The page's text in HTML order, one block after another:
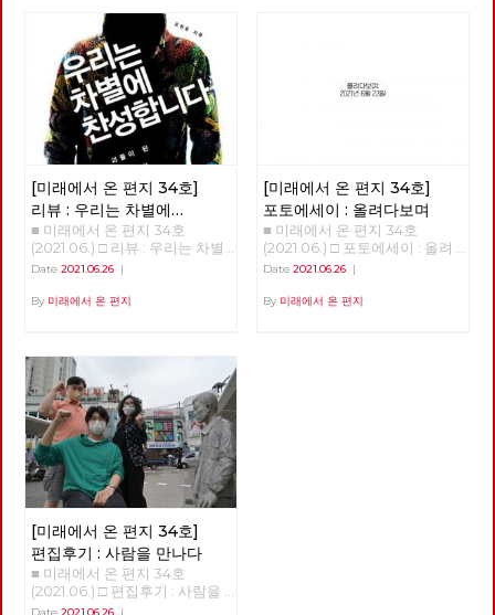
강을 건너야 했지만, 폭염을 피
하기 위해 북한산의 숲길부터 걷
기로 경로를 변경했다. 가을까지
북한산에서 보내고, 초겨울 다시
광나루에서 한강을 건넜다. 혹한
이 거셌던 2021년 1월, 중대재해
기업처벌법 제정을 요구하며 국
회 앞에서 단식투쟁을 이어가던
무렵에는 여의도 샛강을 따라 한
국 정치의 경계, 국회의사당 주
변을 걷기도 했다. 사실 경계사
진의 목표는 지리적 경계를 넘어
정치적 경계를 확인하고 그 경계
를 넘어서는 것이었으니, 국회
담장이야말로 노동자 민중이 넘
어야 할 가장 멀고 높은 경계였
다. 관악산에서 진달래꽃과 함
께 봄을 맞이한 후 안양천과 한
마침내 도봉산을 지나 출발지였
던 서울창포원에 도착했다. 서울
경계의 숲과 마을을 걸으며 사계
절을 다 보낸 셈이다. 지역 주민
들의 휴식을 위해서건 관광수익
을 위해서건 지자체마다 둘레길
조성 붐이 일고 있지만, 경계사
진이 걸었던 공간과 시간은 달랐
다. 23차 마지막 출사 역시 서울
둘레길이라는 경계를 벗어나, 이
재유 선생이 체포된 곳으로 추정
되는 쌍문동 야산과 전태일 열사
생가터를 방문했다. 자연의 사계
를 느낄 수 있었지만, 지워진 시
제정과 개정, 당의 조직진로나
주요정책 및 사업방향에 관한 결
정 등을 합니다. 이날 선출된 10
명의 당대회 준비위원들은 당대
회에서 함께 논의하고 결정할 안
건을 준비하고, 전국순회토론회
및 본행사를 기획합니다. 현재
예정대로라면 2021년 정기당대
회는 9월 11일 개최합니다. 당대
회가 노동당의 미래를 위한 토론
과 전국 당원들이 함께하는 축제
의 장이 되자면, 당원들의 많은
관심과 참여가 필요합니다. 같
은 날, 전국위원회는 22년 대선
과 지선에 대한 노동당의 기본방
세와 함께 당의 성장을 고려하면
지역정치를 강화한다는 목표 아
래 4대 기본방침을 채택했습니
다. 첫째, 2024년 총선까지 고
려하여 2022년 대선과 지선을
전략적으로 배치, 공약과 후보를
준비한다. 둘째, 사회주의 좌파
공동대응을 추진하며, 대선의 경
우 원탁회의를 통해 긍정적 논의
결과를 끌어내며, 제진보좌파 세
든 광역당부에서 지방선거 출마
를 준비하고, 그 결과로 지방의
회에 재입성한다. 넷째, 세부적
인 계획은 선거기획단에서 준비
하고, 전국위원회에 제출한다.
상승해 지금과 같은 대륙 모양이
에서 태어난 현생 인류가 전세계
에 지금 같은 문명을 형성하며
살고 있다. 우리가 사는 지금을
신생대 제4기 가운데 충적세라
고 부르는 것은 이렇게 충적 평
야가 생겨난 까닭이다. 한데 지
후 급상승하고 있다. 또 이산화
년대를 겨냥하던 이른바 ‘레트로
retro’ 또는 ‘뉴트로newtro’ 경
향은, [암살](2015), [덕혜옹주]
(2016), [미스터 션샤인](2018)
등과 함께 이제는 1920~30년대
전후로까지 거슬러 올라가고 있
습니다. 그 결과, 50년 전은 물론
이고 100년 전의 의상과 소품,
건축까지 영화 세트나 사진 스튜
디오를 벗어나 골목으로, 일상으
로 쏟아져 나오고 있습니다. 그
리고 이 복고 경향 속에서, 과거
는 물론이고 현재를 살아냈던 사
람들의 자취는 그들이 걸었던 길
과 함께 지워지곤 합니다. 복고
의 소비는, 그 시대를 이미 경험
한 세대에게는 향수와 그리움을,
그 시대를 처음 경험하는 세대에
에 지쳐 있는 현대인들은, 이미
지나간 과거를 소비하며 안정감
을 느낀답니다. 게다가 복고 문
화의 소비는 스마트폰으로 자신
의 삶을 전시하는 것이 일상화된
시대에 필요한 특별한 배경과 소
품을 마련해 줍니다. 100년 전
경성의 ‘모던보이’나 ‘모던걸’의
의상을 입고 ‘전차’를 타고 도착
한 ‘다방’에 앉아 ‘가베’를 마시는
‘경성레트로’도 그 중 하나입니
다. 가까운 과거로의 복고와 달
리, 경성레트로는 세대와 세대
사이가 아니라 해방을 경계로 시
대와 시대 사이를 뛰어넘습니다.
미국의 허리케인과도 같은 의외
의 변화를 일으키기도 했다. 아
어났으며, 완전하다고 할 수는
없지만 예방백신과 치료제들이
만들어졌다. 또한, 어떤 방역체
계가 잘 작동하는지 아닌 지를
판별할 수 있는 경험들도 쌓이기
시작했다. 그와 함께, 이 바이러
스의 창궐이 우리의 삶에 어떤
변화를 가져올까 하는 점에 대한
[미래에서 온 편지 34호]
리뷰 : 우리는 차별에
찬성합니다
■ 미래에서 온 편지 34호
(2021.06.) □ 리뷰 : 우리는 차별
에 찬성합니다 김혜리 오찬호
(개마고원, 2013) "이렇게 다시
요... 어떻게 세상이 이렇게까지
됐는지, 참..." 이 대화는 소박한
자유인 후지이 모임에서 <우리
는 차별에 찬성합니다>를 읽고
토론하던 중, 휴식 시간에 모임
구성원인 박수영 동지와 나눈 것
이다. 이 책을 읽고 나서 가장 기
억에 남은 것은 책 내용보다도
위의 대화였다. 박수영 동지는
몇 번이고 미안하다고 말했다.
이상하고 괴상한 사회를 위로가
바꿀 순 없지만, 난 고마웠다. 늘
불안정한 취준생으로서 생산적
인 역할에서 도태됐다는 무의식
적 불안감과 압박감에 놓여있지
Date 2021.06.26 |
By 미래에서 온 편지
[미래에서 온 편지 34호]
포토에세이 : 올려다보며
■ 미래에서 온 편지 34호
(2021.06.) □ 포토에세이 : 올려
다보며 <작성: 이용규>
Date 2021.06.26|
By 미래에서 온 편지
[미래에서 온 편지 34호]
편집후기 : 사람을 만나다
■ 미래에서 온 편지 34호
(2021.06.) □ 편집후기 : 사람을
만나다 적야 사람을 만나다.
Date 2021.06.26 |